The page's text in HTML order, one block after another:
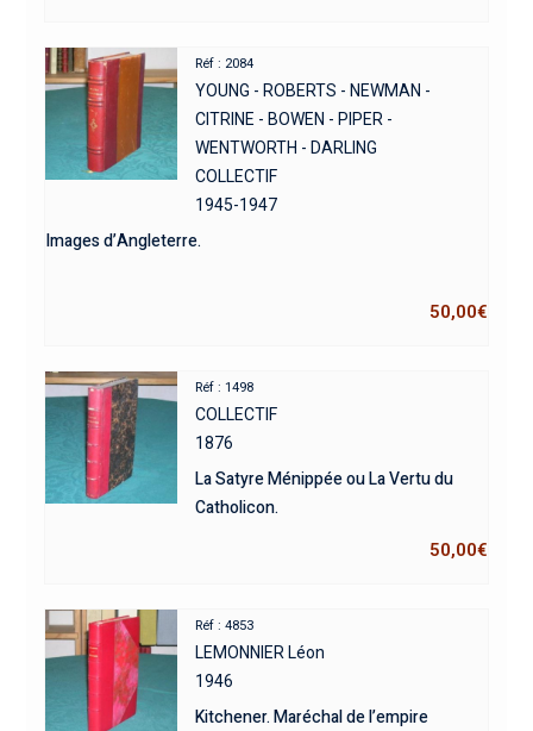
Réf : 2084
YOUNG - ROBERTS - NEWMAN -
CITRINE - BOWEN - PIPER -
WENTWORTH - DARLING
COLLECTIF
1945-1947
Images d’Angleterre.
50,00€
Réf : 1498
COLLECTIF
1876
La Satyre Ménippée ou La Vertu du
Catholicon.
50,00€
Réf : 4853
LEMONNIER Léon
1946
Kitchener. Maréchal de l’empire